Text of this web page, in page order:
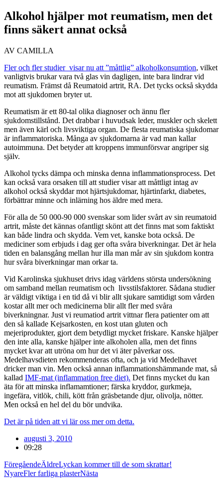
Alkohol hjälper mot reumatism, men det
finns säkert annat också
AV CAMILLA
Fler och fler studier visar nu att ”måttlig” alkoholkonsumtion, vilket
vanligtvis brukar vara två glas vin dagligen, inte bara lindrar vid
reumatism. Främst då Reumatoid artrit, RA. Det tycks också skydda
mot att sjukdomen bryter ut.
Reumatism är ett 80-tal olika diagnoser och ännu fler
sjukdomstillstånd. Det drabbar i huvudsak leder, muskler och skelett
men även kärl och livsviktiga organ. De flesta reumatiska sjukdomar
är inflammatoriska. Många av sjukdomarna är vad man kallar
autoimmuna. Det betyder att kroppens immunförsvar angriper sig
själv.
Alkohol tycks dämpa och minska denna inflammationsprocess. Det
kan också vara orsaken till att studier visar att måttligt intag av
alkohol också skyddar mot hjärtsjukdomar, hjärtinfarkt, diabetes,
förbättrar minne och inlärning hos äldre med mera.
För alla de 50 000-90 000 svenskar som lider svårt av sin reumatoid
artrit, måste det kännas ofantligt skönt att det finns mat som faktiskt
kan både lindra och skydda. Vem vet, kanske bota också. De
mediciner som erbjuds i dag ger ofta svåra biverkningar. Det är hela
tiden en balansgång mellan hur illa man mår av sin sjukdom kontra
hur svåra biverkningar man orkar ta.
Vid Karolinska sjukhuset drivs idag världens största undersökning
om samband mellan reumatism och livsstilsfaktorer. Sådana studier
är väldigt viktiga i en tid då vi blir allt sjukare samtidigt som vården
kostar allt mer och medicinerna blir allt fler med svåra
biverkningnar. Just vi reumatiod artrit vittnar flera patienter om att
den så kallade Kejsarkosten, en kost utan gluten och
mejeriprodukter, gjort dem betydligt mycket friskare. Kanske hjälper
den inte alla, kanske hjälper inte alkoholen alla, men det finns
mycket kvar att utröna om hur det vi äter påverkar oss.
Medelhavsdieten rekommenderas ofta, och ja vid Medelhavet
dricker man vin. Men också annan inflammationshämmande mat, så
kallad IMF-mat (inflammation free diet). Det finns mycket du kan
äta för att minska inflamamtioner; färska kryddor, gurkmeja,
ingefära, vitlök, chili, kött från gräsbetande djur, olivolja, nötter.
Men också en hel del du bör undvika.
Det är på tiden att vi lär oss mer om detta.
augusti 3, 2010
09:28
FöregåendeÄldreLyckan kommer till de som skrattar!
NyareFler farliga plasterNästa